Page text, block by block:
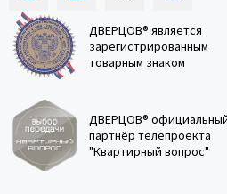
ДВЕРЦОВ® является
зарегистрированным
товарным знаком
ДВЕРЦОВ®
партнёр телепроекта
"Квартирный вопрос"